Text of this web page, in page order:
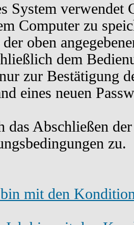
System verwendet
Computer zu
oben
dem
zur Bestätigung
eines neuen
das Abschließen
zu.
mit den